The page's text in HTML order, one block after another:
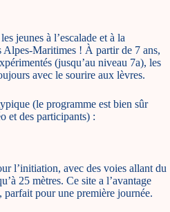
jeunes à l’escalade et à la
Alpes-Maritimes ! À partir de 7 ans,
(jusqu’au niveau 7a), les
avec le sourire aux lèvres.
(le programme est bien sûr
et des participants) :
l’initiation, avec des voies allant du
25 mètres. Ce site a l’avantage
parfait pour une première journée.